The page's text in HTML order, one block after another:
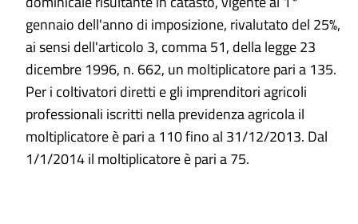
gennaio dell'anno di imposizione, rivalutato del 25%,
ai sensi dell'articolo 3, comma 51, della legge 23
dicembre 1996, n. 662, un moltiplicatore pari a 135.
Per i coltivatori diretti e gli imprenditori agricoli
professionali iscritti nella previdenza agricola il
moltiplicatore è pari a 110 fino al 31/12/2013. Dal
1/1/2014 il moltiplicatore è pari a 75.